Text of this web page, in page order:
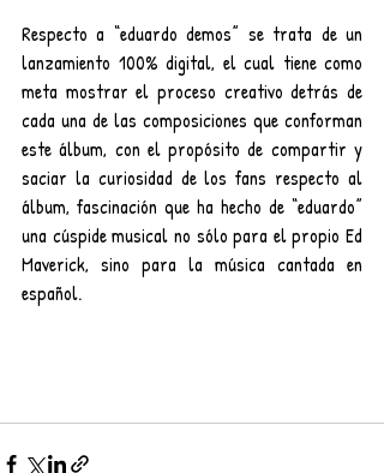
Respecto a “eduardo demos” se trata de un
lanzamiento 100% digital, el cual tiene como
meta mostrar el proceso creativo detrás de
cada una de las composiciones que conforman
este álbum, con el propósito de compartir y
saciar la curiosidad de los fans respecto al
álbum, fascinación que ha hecho de “eduardo”
una cúspide musical no sólo para el propio Ed
Maverick, sino para la música cantada en
español.